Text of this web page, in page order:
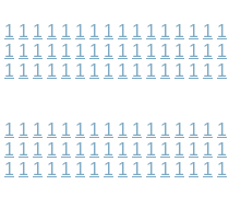
1 1 1 1 1 1 1 1 1 1 1 1 1 1 1 1
1 1 1 1 1 1 1 1 1 1 1 1 1 1 1 1
1 1 1 1 1 1 1 1 1 1 1 1 1 1 1 1
1 1 1 1 1 1 1 1 1 1 1 1 1 1 1 1
1 1 1 1 1 1 1 1 1 1 1 1 1 1 1 1
1 1 1 1 1 1 1 1 1 1 1 1 1 1 1 1